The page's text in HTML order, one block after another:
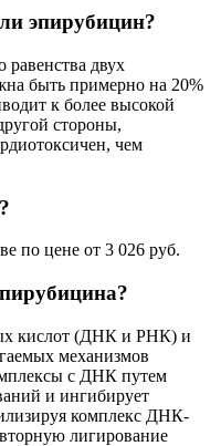
эпирубицин?
равенства двух
быть примерно на 20%
к более высокой
стороны,
чем
по цене от 3 026 руб.
кислот (ДНК и РНК) и
механизмов
с ДНК путем
и ингибирует
комплекс ДНК-
лигирование